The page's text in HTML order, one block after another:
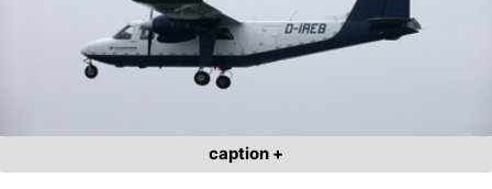
caption +